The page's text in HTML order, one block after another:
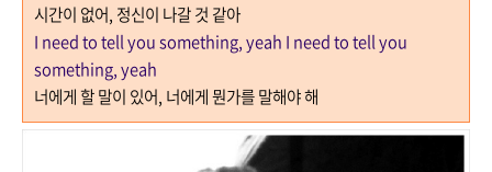
시간이 없어, 정신이 나갈 것 같아
I need to tell you something, yeah I need to tell you
something, yeah
너에게 할 말이 있어, 너에게 뭔가를 말해야 해